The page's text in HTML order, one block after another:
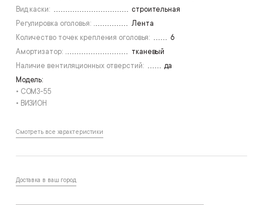
Вид каски:
строительная
Регулировка оголовья:
Лента
Количество точек крепления оголовья:
6
Амортизатор:
тканевый
Наличие вентиляционных отверстий:
да
Модель:
• СОМЗ-55
• ВИЗИОН
Смотреть все характеристики
Доставка в ваш город